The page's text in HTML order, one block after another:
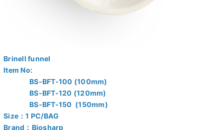
Brinell funnel
Item No:
BS-BFT-100 (100mm)
BS-BFT-120 (120mm)
BS-BFT-150 (150mm)
Size：1 PC/BAG
Brand：Biosharp